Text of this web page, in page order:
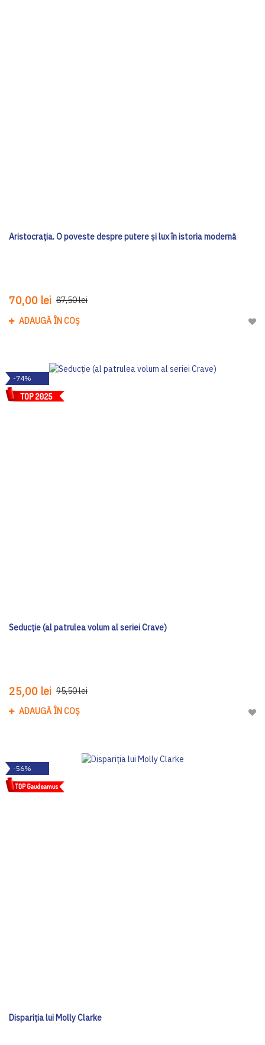
Aristocrația. O poveste despre putere și lux în istoria modernă
70,00 lei 87,50 lei
ADAUGĂ ÎN COȘ
-74%
Seducție (al patrulea volum al seriei Crave)
25,00 lei 95,50 lei
ADAUGĂ ÎN COȘ
-56%
Dispariția lui Molly Clarke